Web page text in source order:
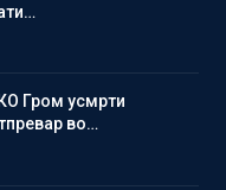
Гром усмрти
во…